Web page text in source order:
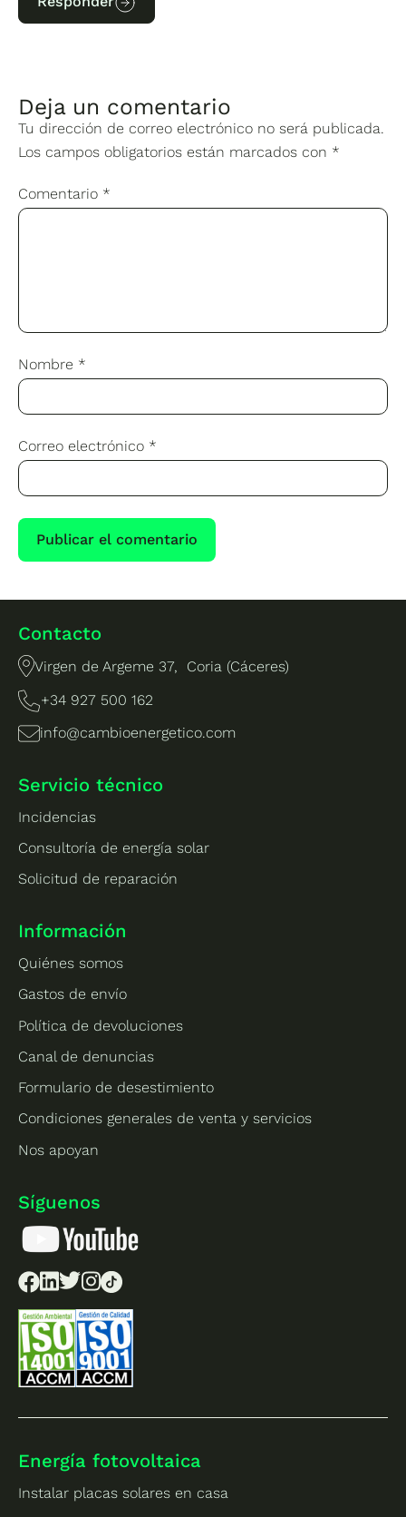
Deja un comentario
Tu dirección de correo electrónico no será publicada.
Los campos obligatorios están marcados con *
Comentario *
Nombre *
Correo electrónico *
Contacto
Virgen de Argeme 37, Coria (Cáceres)
+34 927 500 162
info@cambioenergetico.com
Servicio técnico
Incidencias
Consultoría de energía solar
Solicitud de reparación
Información
Quiénes somos
Gastos de envío
Política de devoluciones
Canal de denuncias
Formulario de desestimiento
Condiciones generales de venta y servicios
Nos apoyan
Síguenos
Energía fotovoltaica
Instalar placas solares en casa